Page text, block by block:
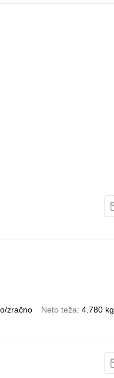
zračno Neto teža 4.780 kg